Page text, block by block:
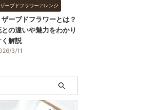
ーブドフラワーアレンジ
ザーブドフラワーとは？
の違いや魅力をわかり
解説
3/11